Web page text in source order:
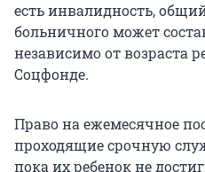
есть инвалидность,
больничного может
независимо от возраста
Соцфонде.
Право на ежемесячное
проходящие срочную
пока их ребенок не